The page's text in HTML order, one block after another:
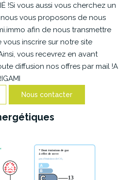
BAILLEURS
VENDEUR
CONTACT
!Si vous aussi vous cherchez un
vous proposons de nous
afin de nous transmettre
inscrire sur notre site
vous recevrez en avant
diffusion nos offres par mail !A
Nous contacter